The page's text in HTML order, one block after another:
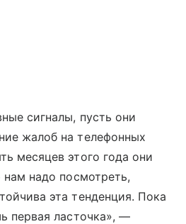
сигналы, пусть они
жалоб на телефонных
месяцев этого года они
нам надо посмотреть,
эта тенденция. Пока
первая ласточка», —